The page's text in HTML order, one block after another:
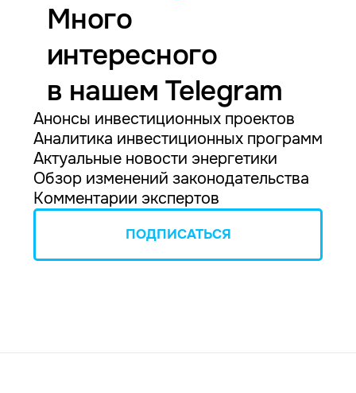
Много
интересного
в нашем Telegram
Анонсы инвестиционных проектов
Аналитика инвестиционных программ
Актуальные новости энергетики
Обзор изменений законодательства
Комментарии экспертов
ПОДПИСАТЬСЯ